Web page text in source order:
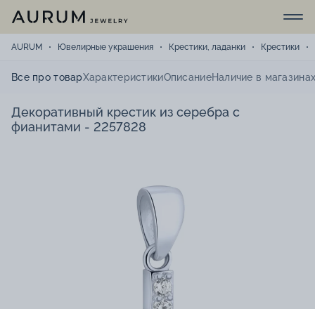
AURUM Ювелирные украшения Крестики, ладанки Крестики
Все про товарХарактеристикиОписаниеНаличие в
Декоративный крестик из серебра с
фианитами - 2257828